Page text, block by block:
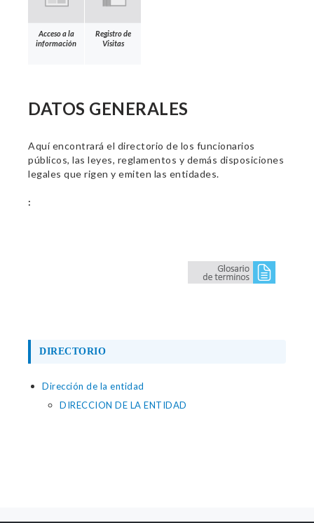
Acceso a la
información
Registro de
Visitas
DATOS GENERALES
Aquí encontrará el directorio de los funcionarios
públicos, las leyes, reglamentos y demás disposiciones
legales que rigen y emiten las entidades.
:
DIRECTORIO
Dirección de la entidad
DIRECCION DE LA ENTIDAD